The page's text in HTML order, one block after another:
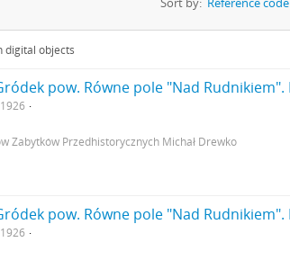
digital objects
1926
Zabytków Przedhistorycznych Michał Drewko
1926